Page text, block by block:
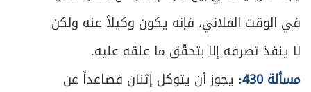
في الوقت الفلاني، فإنه يكون وكيلاً عنه ولكن
لا ينفذ تصرفه إلا بتحقّق ما علقه عليه.
مسألة 430:
يجوز أن يتوكل إثنان فصاعداً عن